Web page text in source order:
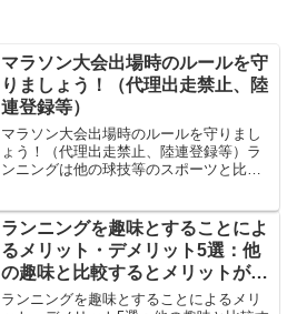
マラソン大会出場時のルールを守
りましょう！（代理出走禁止、陸
連登録等）
マラソン大会出場時のルールを守りまし
ょう！（代理出走禁止、陸連登録等）ラ
ンニングは他の球技等のスポーツと比較
グするだけなら、特にルールを気にする
必要はありません。ただ、...
ランニングを趣味とすることによ
るメリット・デメリット5選：他
の趣味と比較するとメリットが多
いです。
ランニングを趣味とすることによるメリ